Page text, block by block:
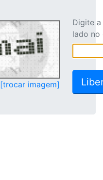
[trocar imagem]
Digite
lado no